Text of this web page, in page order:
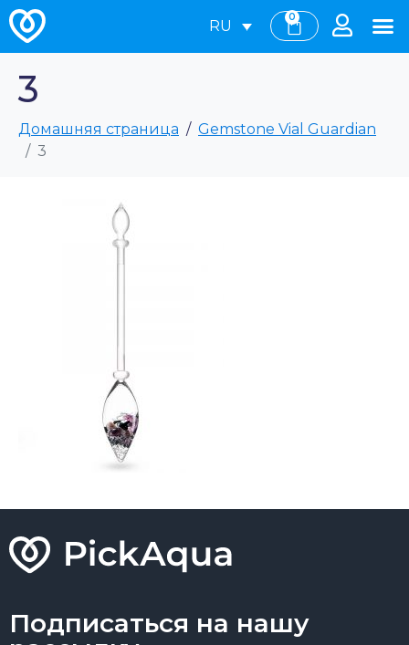
RU
0
3
Домашняя страница
Gemstone Vial Guardian
3
Подписаться на нашу